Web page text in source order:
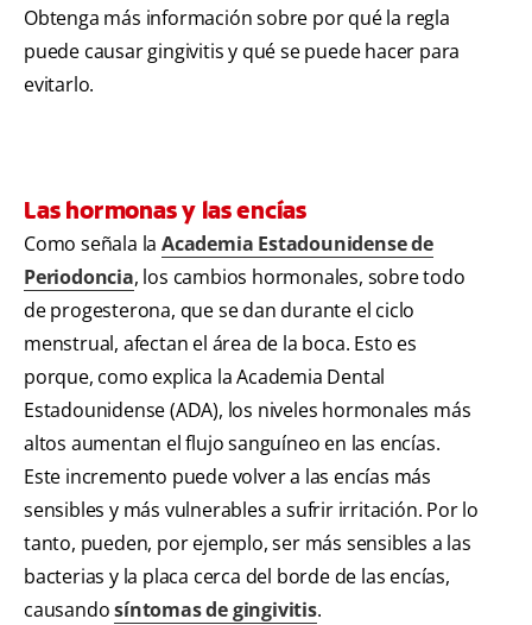
Obtenga más información sobre por qué la regla
puede causar gingivitis y qué se puede hacer para
evitarlo.
Las hormonas y las encías
Como señala la Academia Estadounidense de
Periodoncia, los cambios hormonales, sobre todo
de progesterona, que se dan durante el ciclo
menstrual, afectan el área de la boca. Esto es
porque, como explica la Academia Dental
Estadounidense (ADA), los niveles hormonales más
altos aumentan el flujo sanguíneo en las encías.
Este incremento puede volver a las encías más
sensibles y más vulnerables a sufrir irritación. Por lo
tanto, pueden, por ejemplo, ser más sensibles a las
bacterias y la placa cerca del borde de las encías,
causandosíntomas de gingivitis.